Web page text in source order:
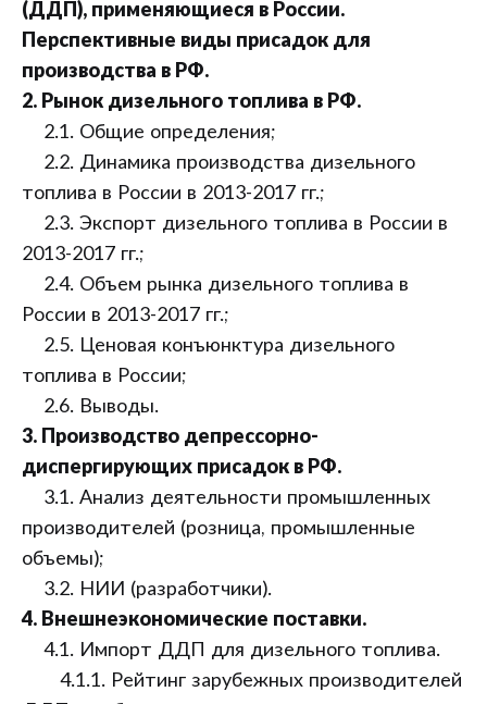
(ДДП), применяющиеся в России.
Перспективные виды присадок для
производства в РФ.
2. Рынок дизельного топлива в РФ.
2.1. Общие определения;
2.2. Динамика производства дизельного
топлива в России в 2013-2017 гг.;
2.3. Экспорт дизельного топлива в России в
2013-2017 гг.;
2.4. Объем рынка дизельного топлива в
России в 2013-2017 гг.;
2.5. Ценовая конъюнктура дизельного
топлива в России;
2.6. Выводы.
3. Производство депрессорно-
диспергирующих присадок в РФ.
3.1. Анализ деятельности промышленных
производителей (розница, промышленные
объемы);
3.2. НИИ (разработчики).
4. Внешнеэкономические поставки.
4.1. Импорт ДДП для дизельного топлива.
4.1.1. Рейтинг зарубежных производителей